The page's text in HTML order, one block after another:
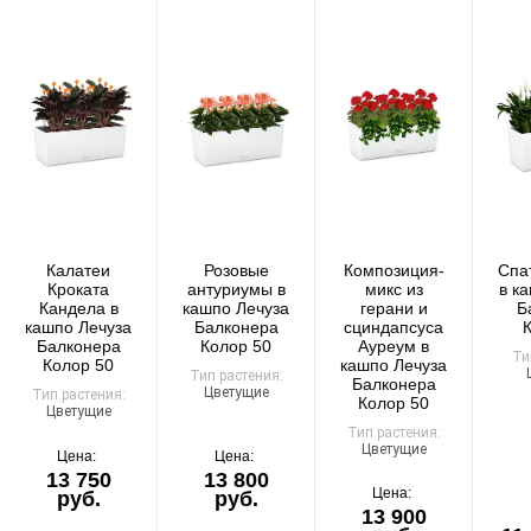
обязательна.
Организация парковки и подъёма на территории
«Москва-Сити» обеспечиваются покупателем.
сохранность растений.
Доставка по России
Стоимость
По тарифам транспортных компаний + доставка по Москве
1000 ₽.
Калатеи
Кроката
Кандела в
кашпо Лечуза
Балконера
Колор 50
Тип растения:
Цветущие
Цена:
13 750
руб.
Розовые
антуриумы в
кашпо Лечуза
Балконера
Колор 50
Тип растения:
Цветущие
Цена:
13 800
руб.
Композиция-
микс из
герани и
сциндапсуса
Ауреум в
кашпо Лечуза
Балконера
Колор 50
Тип растения:
Цветущие
Цена:
13 900
в